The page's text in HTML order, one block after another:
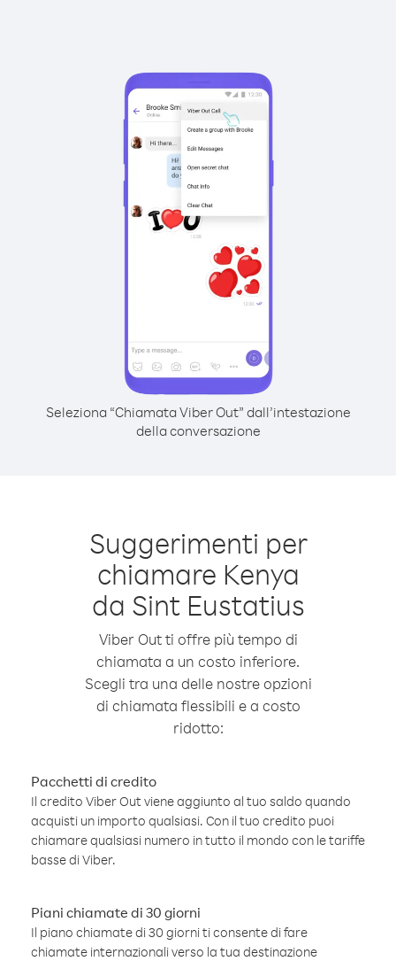
Seleziona “Chiamata Viber Out” dall’intestazione
della conversazione
Suggerimenti per
chiamare Kenya
da Sint Eustatius
Viber Out ti offre più tempo di
chiamata a un costo inferiore.
Scegli tra una delle nostre opzioni
di chiamata flessibili e a costo
ridotto:
Pacchetti di credito
Il credito Viber Out viene aggiunto al tuo saldo quando
acquisti un importo qualsiasi. Con il tuo credito puoi
chiamare qualsiasi numero in tutto il mondo con le tariffe
basse di Viber.
Piani chiamate di 30 giorni
Il piano chiamate di 30 giorni ti consente di fare
chiamate internazionali verso la tua destinazione